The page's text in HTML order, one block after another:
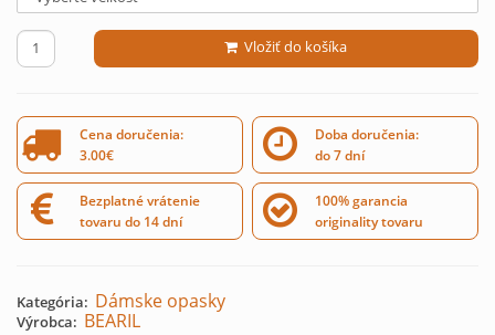
Vložiť do košíka
Cena doručenia:
3.00€
Doba doručenia:
do 7 dní
Bezplatné vrátenie
tovaru do 14 dní
100% garancia
originality tovaru
Kategória: Dámske opasky
Výrobca: BEARIL